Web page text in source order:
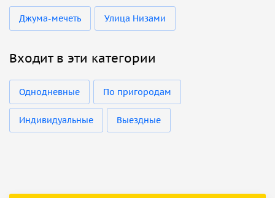
Джума-мечеть Улица Низами
Входит в эти категории
Однодневные По пригородам
Индивидуальные Выездные